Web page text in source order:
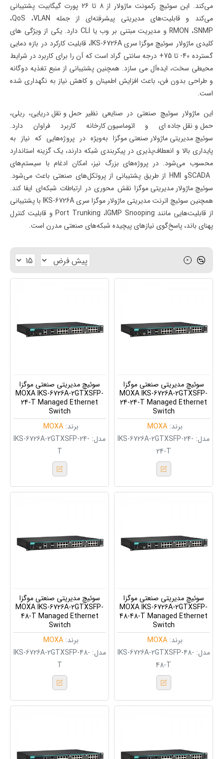
می‌کند. این سوئیچ رکمونت ماژولار از 8 تا 26 پورت گیگابیت پشتیبانی
می‌کند و قابلیت‌های مدیریتی پیشرفته‌ای از جمله VLAN، QoS،
SNMP، RMON و مدیریت مبتنی بر وب یا CLI دارد. یکی از ویژگی های
کلیدی ماژولار سوئیچ موگزا سریIKS-6726A، قابلیت کارکرد در بازه دمایی
گسترده 40- تا 75+ درجه سانتی گراد است که آن را برای کاربرد در شرایط
محیطی سخت، ایده‌آل می سازد. همچنین پشتیبانی از منبع تغذیه دوگانه
و طراحی بدون فن، باعث افزایش اطمینان و کاهش نیاز به نگهداری شده
است.
این ماژولار سوئیچ صنعتی در صنایعی نظیر حمل و نقل دریایی، ریلی،
حمل و نقل جاده ایو اتوماسیون کارخانه کاربرد فراوان دارد.
سوئیچ مدیریتی ماژولار صنعتی موگزا به‌ویژه در پروژه‌هایی که نیاز به
پایداری بالا و انعطاف‌پذیری در پیکربندی شبکه دارند، یک گزینه استاندارد
محسوب می‌شود. در پروژه‌های بزرگ نیز، امکان ادغام با سیستم‌های
SCADAو HMI از طریق پشتیبانی از پروتکل‌های صنعتی باعث می‌شود.
سوئیچ ماژولار مدیریتی موگزا نقش محوری در ارتباطات شبکه‌ای ایفا کند.
همچنین سوئیچ اترنت مدیریتی ماژولار موگزا سریIKS-6726A با پشتیبانی
از قابلیت‌هایی مانند IGMP Snooping، Port Trunking و قابلیت کنترل
پهنای باند، پاسخ‌گوی نیازهای پیچیده شبکه‌های صنعتی مدرن است.
0
برند: MOXA
مدل: IKS-6726A-2GTXSFP-24-
24-T
سوئیچ مدیریتی صنعتی موگزا
MOXA IKS-6726A-2GTXSFP-
24-24-T Managed Ethernet
Switch
برند: MOXA
مدل: IKS-6726A-2GTXSFP-24-
T
سوئیچ مدیریتی صنعتی موگزا
MOXA IKS-6726A-2GTXSFP-
24-T Managed Ethernet
Switch
برند: MOXA
مدل: IKS-6726A-2GTXSFP-48-
48-T
سوئیچ مدیریتی صنعتی موگزا
MOXA IKS-6726A-2GTXSFP-
48-48-T Managed Ethernet
Switch
برند: MOXA
مدل: IKS-6726A-2GTXSFP-48-
T
سوئیچ مدیریتی صنعتی موگزا
MOXA IKS-6726A-2GTXSFP-
48-T Managed Ethernet
Switch